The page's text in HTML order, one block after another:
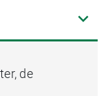
de